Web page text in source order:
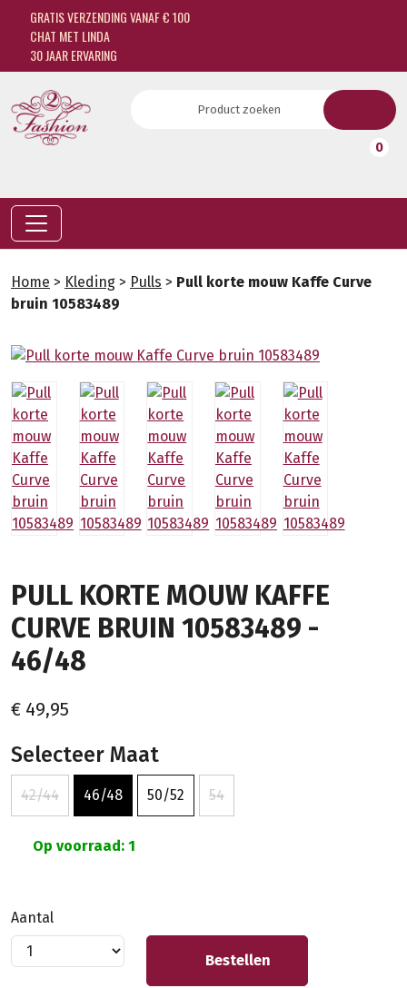
GRATIS VERZENDING VANAF € 100
CHAT MET LINDA
30 JAAR ERVARING
0
Home > Kleding > Pulls > Pull korte mouw Kaffe Curve
bruin 10583489
PULL KORTE MOUW KAFFE
CURVE BRUIN 10583489 -
46/48
€ 49,95
Selecteer Maat
42/44 46/48 50/52 54
Op voorraad: 1
Aantal
Bestellen